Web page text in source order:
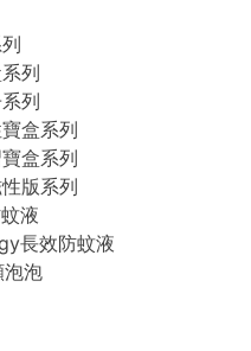
列
列
盒系列
盒系列
版系列
液
長效防蚊液
泡